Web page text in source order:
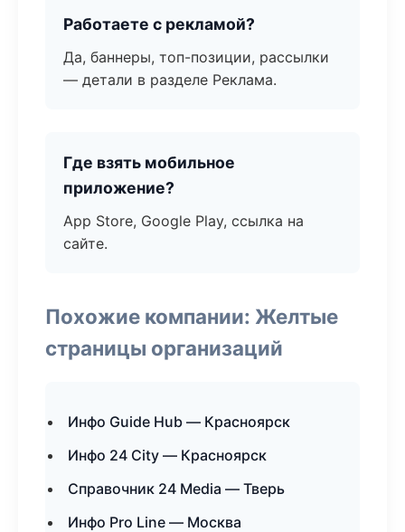
Работаете с рекламой?
Да, баннеры, топ-позиции, рассылки
— детали в разделе Реклама.
Где взять мобильное
приложение?
App Store, Google Play, ссылка на
сайте.
Похожие компании: Желтые
страницы организаций
Инфо Guide Hub — Красноярск
Инфо 24 City — Красноярск
Справочник 24 Media — Тверь
Инфо Pro Line — Москва